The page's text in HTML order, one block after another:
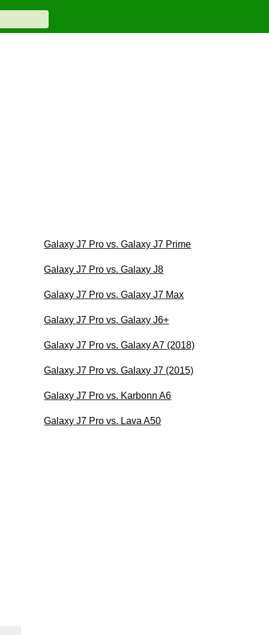
Galaxy J7 Pro vs. Galaxy J7 Prime
Galaxy J7 Pro vs. Galaxy J8
Galaxy J7 Pro vs. Galaxy J7 Max
Galaxy J7 Pro vs. Galaxy J6+
Galaxy J7 Pro vs. Galaxy A7 (2018)
Galaxy J7 Pro vs. Galaxy J7 (2015)
Galaxy J7 Pro vs. Karbonn A6
Galaxy J7 Pro vs. Lava A50